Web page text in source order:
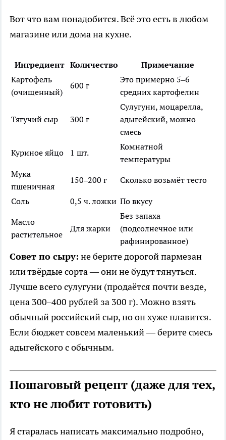
Вот что вам понадобится. Всё это есть в любом
магазине или дома на кухне.
Ингредиент Количество
Примечание
Картофель
(очищенный)
600 г
Это примерно 5–6
средних картофелин
Тягучий сыр 300 г
Сулугуни, моцарелла,
адыгейский, можно
смесь
Куриное яйцо 1 шт.
Комнатной
температуры
Мука
пшеничная
150–200 г Сколько возьмёт тесто
Соль 0,5 ч. ложки По вкусу
Масло
растительное
Для жарки
Без запаха
(подсолнечное или
рафинированное)
Совет по сыру: не берите дорогой пармезан
или твёрдые сорта — они не будут тянуться.
Лучше всего сулугуни (продаётся почти везде,
цена 300–400 рублей за 300 г). Можно взять
обычный российский сыр, но он хуже плавится.
Если бюджет совсем маленький — берите смесь
адыгейского с обычным.
Пошаговый рецепт (даже для тех,
кто не любит готовить)
Я старалась написать максимально подробно,